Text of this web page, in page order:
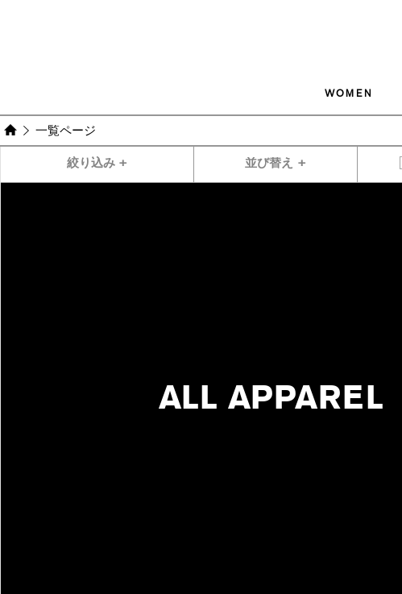
WOMEN
一覧ページ
絞り込み + 並び替え
ALL APPAREL